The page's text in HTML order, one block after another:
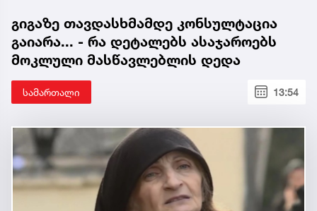
გიგაზე თავდასხმამდე კონსულტაცია
გაიარა... - რა დეტალებს ასაჯაროებს
მოკლული მასწავლებლის დედა
სამართალი 13:54